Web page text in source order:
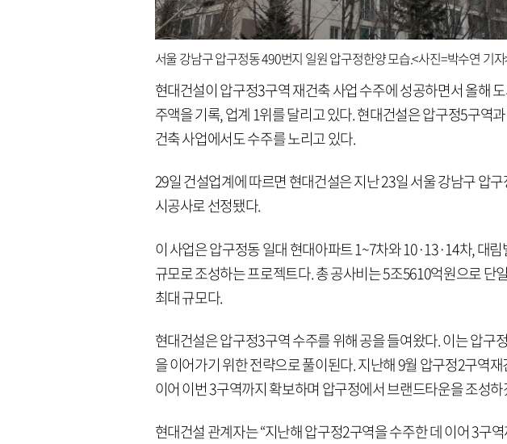
서울 강남구 압구정동 490번지 일원 압구정한양 모습.<사진=박수연 기
현대건설이 압구정3구역 재건축 사업 수주에 성공하면서 올해
주액을 기록, 업계 1위를 달리고 있다. 현대건설은 압구정5구역
건축 사업에서도 수주를 노리고 있다.
29일 건설업계에 따르면 현대건설은 지난 23일 서울 강남구 압
시공사로 선정됐다.
이 사업은 압구정동 일대 현대아파트 1~7차와 10·13·14차, 대
규모로 조성하는 프로젝트다. 총 공사비는 5조5610억원으로 단
최대 규모다.
현대건설은 압구정3구역 수주를 위해 공을 들여왔다. 이는 압구
을 이어가기 위한 전략으로 풀이된다. 지난해 9월 압구정2구역
이어 이번 3구역까지 확보하며 압구정에서 브랜드타운을 조성
현대건설 관계자는 “지난해 압구정2구역을 수주한 데 이어 3구